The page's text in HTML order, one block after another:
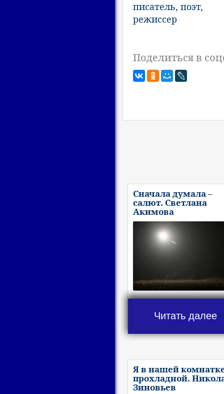
писатель, поэт,
режиссер
Поделиться в
Сначала думала –
салют. Светлана
Акимова
Читать далее
Я в нашей
прохладной.
Зиновьев